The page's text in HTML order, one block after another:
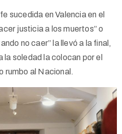
sucedida en Valencia en el
justicia a los muertos” o
no caer” la llevó a la final,
la soledad la colocan por el
rumbo al Nacional.